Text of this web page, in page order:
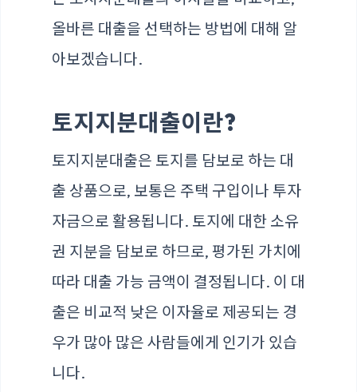
올바른 대출을 선택하는 방법에 대해 알
아보겠습니다.
토지지분대출이란?
토지지분대출은 토지를 담보로 하는 대
출 상품으로, 보통은 주택 구입이나 투자
자금으로 활용됩니다. 토지에 대한 소유
권 지분을 담보로 하므로, 평가된 가치에
따라 대출 가능 금액이 결정됩니다. 이 대
출은 비교적 낮은 이자율로 제공되는 경
우가 많아 많은 사람들에게 인기가 있습
니다.